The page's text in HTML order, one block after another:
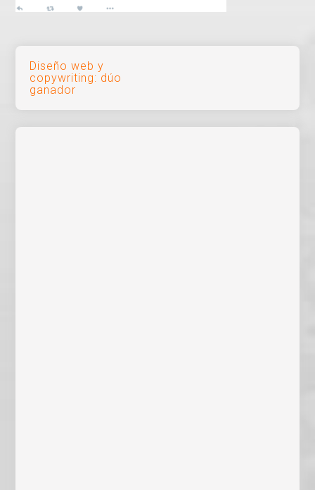
Navegación
de
entradas
Diseño web y
copywriting: dúo
ganador